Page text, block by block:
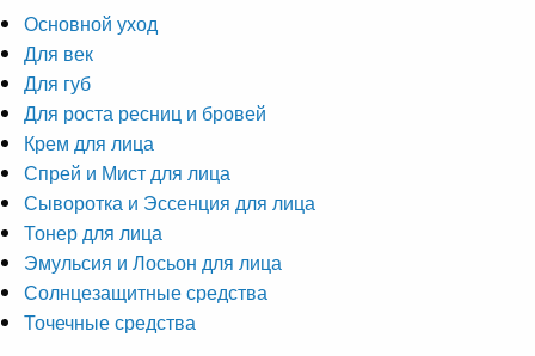
Основной уход
Для век
Для губ
Для роста ресниц и бровей
Крем для лица
Спрей и Мист для лица
Сыворотка и Эссенция для лица
Тонер для лица
Эмульсия и Лосьон для лица
Солнцезащитные средства
Точечные средства